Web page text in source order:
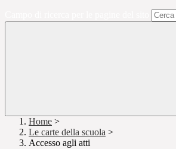
Home >
Le carte della scuola >
Accesso agli atti